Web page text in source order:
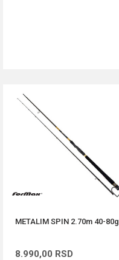
METALIM SPIN 2.70m 40-80g
8.990,00 RSD